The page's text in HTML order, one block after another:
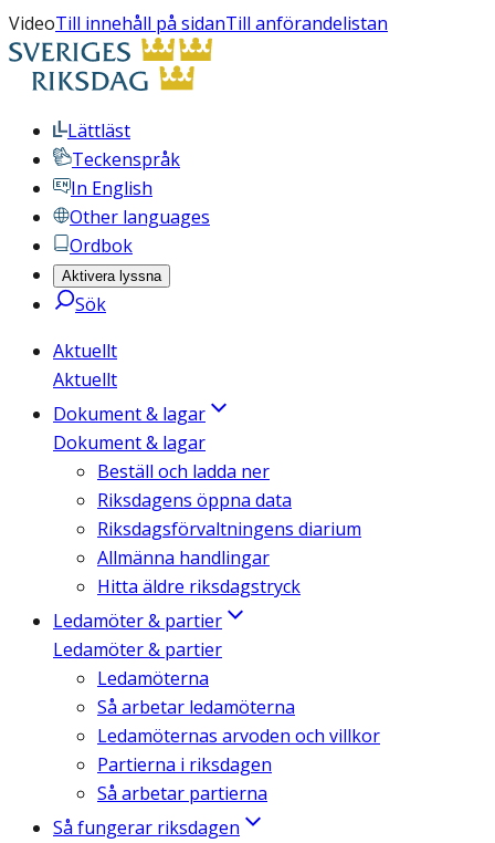
VideoTill innehåll på sidanTill anförandelistan
Lättläst
Teckenspråk
In English
Other languages
Ordbok
Aktivera lyssna
Sök
Aktuellt
Aktuellt
Dokument & lagar
Dokument & lagar
Beställ och ladda ner
Riksdagens öppna data
Riksdagsförvaltningens diarium
Allmänna handlingar
Hitta äldre riksdagstryck
Ledamöter & partier
Ledamöter & partier
Ledamöterna
Så arbetar ledamöterna
Ledamöternas arvoden och villkor
Partierna i riksdagen
Så arbetar partierna
Så fungerar riksdagen